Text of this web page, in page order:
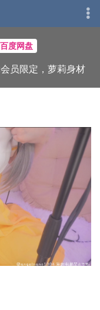
百度网盘
员限定，萝莉身材